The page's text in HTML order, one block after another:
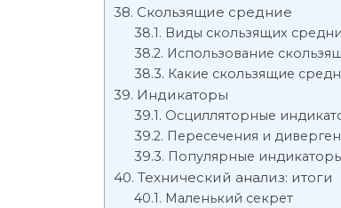
Скользящие средние
Виды скользящих
Использование
Какие скользящие
Индикаторы
Осцилляторные
Пересечения и
Популярные
Технический анализ: итоги
Маленький секрет